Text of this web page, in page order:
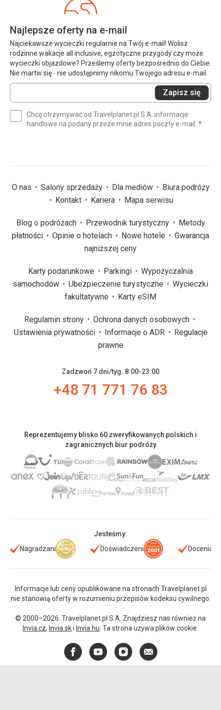
Najlepsze oferty na e-mail
Najciekawsze wycieczki regularnie na Twój e-mail! Wolisz
rodzinne wakacje all inclusive, egzotyczne przygody czy może
wycieczki objazdowe? Prześlemy oferty bezpośrednio do Ciebie.
Nie martw się - nie udostępnimy nikomu Twojego adresu e-mail.
Wprowadź
swój
(wymagane)
Zapisz się
Chcę otrzymywać od Travelplanet.pl S.A. informacje
handlowe na podany przeze mnie adres poczty e-mail. *
O nas Salony sprzedaży Dla mediów
Biura podróży
Kontakt
Kariera Mapa serwisu
Blog o podróżach Przewodnik turystyczny
Metody
płatności
Opinie o hotelach Nowe hotele
Gwarancja
najniższej ceny
Karty podarunkowe Parkingi
Wypożyczalnia
samochodów
Ubezpieczenie turystyczne
Wycieczki
fakultatywne
Karty eSIM
Regulamin strony
Ochrona danych osobowych
Ustawienia prywatności
Informacje o ADR
Regulacje
prawne
Zadzwoń 7 dni/tyg. 8:00-23:00
+48 71 771 76 83
Reprezentujemy blisko 60 zweryfikowanych polskich i
zagranicznych biur podróży
Jesteśmy:
Nagradzani
Doświadczeni Doceniani
Informacje lub ceny opublikowane na stronach Travelplanet.pl
nie stanowią oferty w rozumieniu przepisów kodeksu cywilnego.
© 2000–2026. Travelplanet.pl S.A. Znajdziesz nas również na
Invia.cz, Invia.ski Invia.hu . Ta strona używa plików cookie.
FacebookYouTubeInstagram
E-
mail